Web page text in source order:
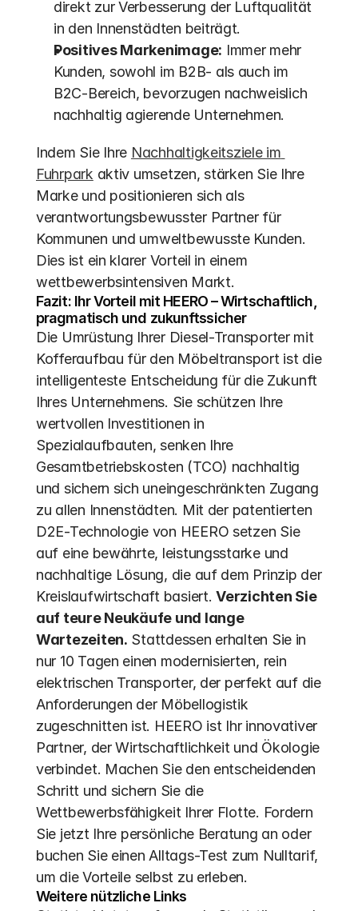
direkt zur Verbesserung der Luftqualität
in den Innenstädten beiträgt.
Positives Markenimage: Immer mehr
Kunden, sowohl im B2B- als auch im
B2C-Bereich, bevorzugen nachweislich
nachhaltig agierende Unternehmen.
Indem Sie Ihre Nachhaltigkeitsziele im
Fuhrpark aktiv umsetzen, stärken Sie Ihre
Marke und positionieren sich als
verantwortungsbewusster Partner für
Kommunen und umweltbewusste Kunden.
Dies ist ein klarer Vorteil in einem
wettbewerbsintensiven Markt.
Fazit: Ihr Vorteil mit HEERO – Wirtschaftlich,
pragmatisch und zukunftssicher
Die Umrüstung Ihrer Diesel-Transporter mit
Kofferaufbau für den Möbeltransport ist die
intelligenteste Entscheidung für die Zukunft
Ihres Unternehmens. Sie schützen Ihre
wertvollen Investitionen in
Spezialaufbauten, senken Ihre
Gesamtbetriebskosten (TCO) nachhaltig
und sichern sich uneingeschränkten Zugang
zu allen Innenstädten. Mit der patentierten
D2E-Technologie von HEERO setzen Sie
auf eine bewährte, leistungsstarke und
nachhaltige Lösung, die auf dem Prinzip der
Kreislaufwirtschaft basiert. Verzichten Sie
auf teure Neukäufe und lange
Wartezeiten. Stattdessen erhalten Sie in
nur 10 Tagen einen modernisierten, rein
elektrischen Transporter, der perfekt auf die
Anforderungen der Möbellogistik
zugeschnitten ist. HEERO ist Ihr innovativer
Partner, der Wirtschaftlichkeit und Ökologie
verbindet. Machen Sie den entscheidenden
Schritt und sichern Sie die
Wettbewerbsfähigkeit Ihrer Flotte. Fordern
Sie jetzt Ihre persönliche Beratung an oder
buchen Sie einen Alltags-Test zum Nulltarif,
um die Vorteile selbst zu erleben.
Weitere nützliche Links